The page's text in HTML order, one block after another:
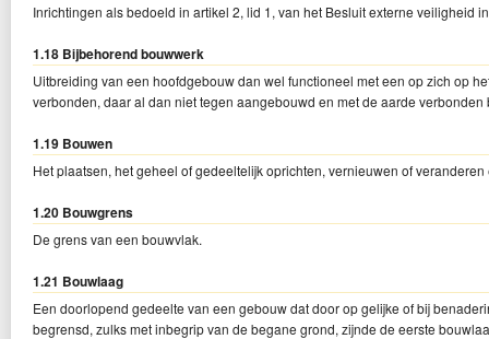
Inrichtingen als bedoeld in artikel 2, lid 1, van het Besluit externe veiligheid
1.18 Bijbehorend bouwwerk
Uitbreiding van een hoofdgebouw dan wel functioneel met een op zich op
verbonden, daar al dan niet tegen aangebouwd en met de aarde verbonden
1.19 Bouwen
Het plaatsen, het geheel of gedeeltelijk oprichten, vernieuwen of
1.20 Bouwgrens
De grens van een bouwvlak.
1.21 Bouwlaag
Een doorlopend gedeelte van een gebouw dat door op gelijke of bij
begrensd, zulks met inbegrip van de begane grond, zijnde de eerste